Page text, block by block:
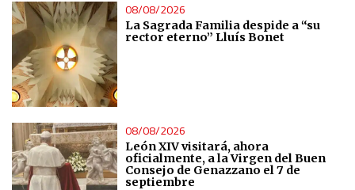
08/08/2026
La Sagrada Familia despide a “su
rector eterno” Lluís Bonet
08/08/2026
León XIV visitará, ahora
oficialmente, a la Virgen del Buen
Consejo de Genazzano el 7 de
septiembre